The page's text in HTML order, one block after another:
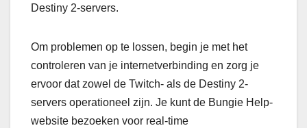
Destiny 2-servers.
Om problemen op te lossen, begin je met het
controleren van je internetverbinding en zorg je
ervoor dat zowel de Twitch- als de Destiny 2-
servers operationeel zijn. Je kunt de Bungie Help-
website bezoeken voor real-time